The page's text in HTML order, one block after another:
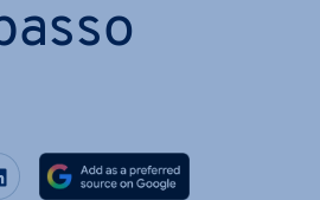
via Facebook
via Twitter
Condividi via LinkedIN